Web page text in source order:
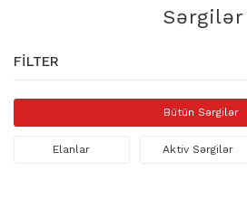
Sərgilər
FILTER
Bütün Sərgilər
Elanlar Aktiv Sərgilər